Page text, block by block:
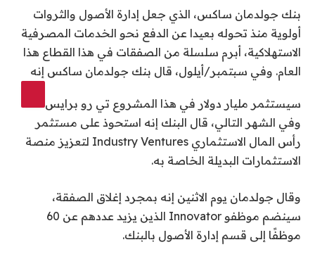
بنك جولدمان ساكس، الذي جعل إدارة الأصول والثروات
أولوية منذ تحوله بعيدا عن الدفع نحو الخدمات المصرفية
الاستهلاكية، أبرم سلسلة من الصفقات في هذا القطاع هذا
العام. وفي سبتمبر/أيلول، قال بنك جولدمان ساكس إنه
سيستثمر مليار دولار في هذا المشروع تي رو برايس
وفي الشهر التالي، قال البنك إنه استحوذ على مستثمر
رأس المال الاستثماري Industry Ventures لتعزيز منصة
الاستثمارات البديلة الخاصة به.
وقال جولدمان يوم الاثنين إنه بمجرد إغلاق الصفقة،
سينضم موظفو Innovator الذين يزيد عددهم عن 60
موظفًا إلى قسم إدارة الأصول بالبنك.